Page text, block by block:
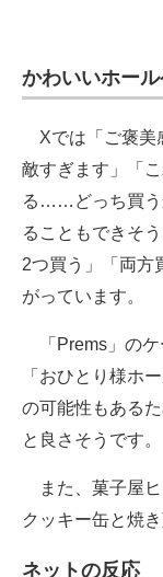
かわいいホー
Xでは「ご褒美
敵すぎます」「
る……どっち買う
ることもできそ
2つ買う」「両方
がっています。
「Prems」のケ
「おひとり様ホ
の可能性もある
と良さそうです。
また、菓子屋
クッキー缶と焼
ネットの反応